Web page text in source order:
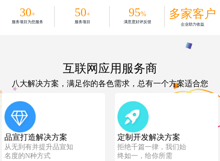
30+
服务项目为您服务
50+
服务项目
95%
满意度好评反馈
多家客户
企业助力收益
互联网应用服务商
八大解决方案，满足你的各色需求，总有一个方案适合您
品宣打造解决方案
从无到有并提升品宣知
名度的N种方式
定制开发解决方案
拒绝千篇一律，我们始
终如一，给你所需